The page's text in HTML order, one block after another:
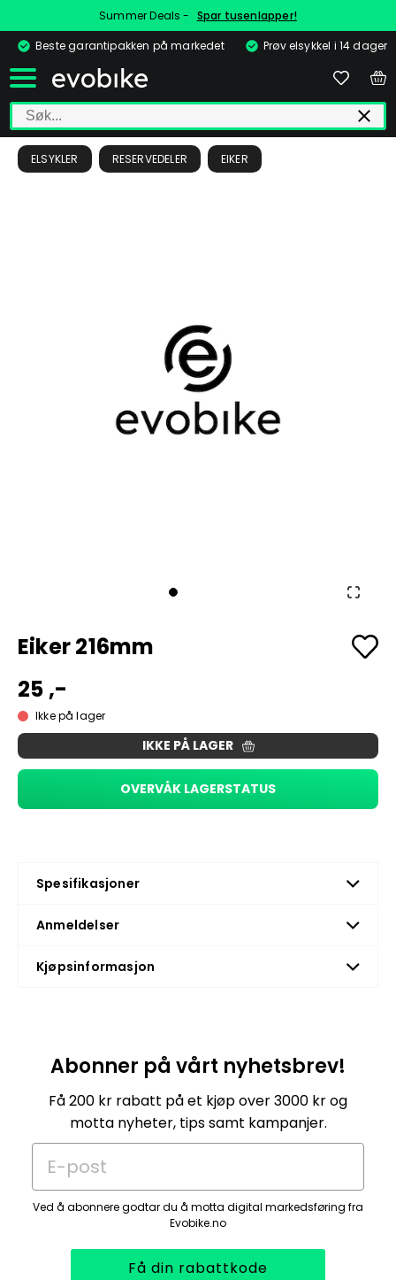
Summer Deals - Spar tusenlapper!
Beste garantipakken på markedet
Prøv elsykkel i 14 dager
ELSYKLER RESERVEDELER EIKER
Eiker 216mm
25 ,-
Ikke på lager
IKKE PÅ LAGER
OVERVÅK LAGERSTATUS
Spesifikasjoner
Anmeldelser
Kjøpsinformasjon
Abonner på vårt nyhetsbrev!
Få 200 kr rabatt på et kjøp over 3000 kr og
motta nyheter, tips samt kampanjer.
E-post
Ved å abonnere godtar du å motta digital markedsføring fra
Evobike.no
Få din rabattkode